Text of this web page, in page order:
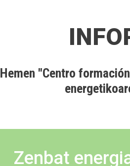
Hemen "Centro
Zenbat